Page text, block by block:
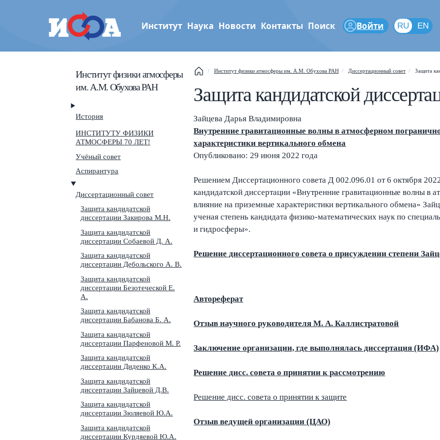
Институт физики атмосферы
им. А.М. Обухова РАН
Институт Наука Новости Контакты Поиск Войти RU EN
RU
Институт физики атмосферы
им. А.М. Обухова РАН
История
ИНСТИТУТУ ФИЗИКИ
АТМОСФЕРЫ 70 ЛЕТ!
Учёный совет
Аспирантура
Диссертационный совет
Защита кандидатской
диссертации Закирова М.Н.
Защита кандидатской
диссертации Собаевой Д. А.
Защита кандидатской
диссертации Дебольского А. В.
Защита кандидатской
диссертации Безотеческой Е.
А.
Защита кандидатской
диссертации Бабанова Б. А.
Защита кандидатской
диссертации Парфеновой М. Р.
Защита кандидатской
диссертации Диденко К.А.
Защита кандидатской
диссертации Зайцевой Д.В.
Защита кандидатской
диссертации Зюляевой Ю.А.
Защита кандидатской
диссертации Курдяевой Ю.А.
Институт физики атмосферы им. А.М. Обухова РАН Диссертационный совет Защита
Защита кандидатской
Зайцева Дарья Владимировна
Внутренние гравитационные волны в атмосферном
характеристики вертикального обмена
Опубликовано: 29 июня 2022 года
Решением Диссертационного совета Д 002.096.01 от 6 октября
кандидатской диссертации «Внутренние гравитационные волны в
влияние на приземные характеристики вертикального обмена»
ученая степень кандидата физико-математических наук по
и гидросферы».
Решение диссертационного совета о присуждении степени
Автореферат
Отзыв научного руководителя М. А. Каллистратовой
Заключение организации, где выполнялась диссертация (ИФА)
Решение дисс. совета о принятии к рассмотрению
Решение дисс. совета о принятии к защите
Отзыв ведущей организации (ЦАО)
This help popup Shift